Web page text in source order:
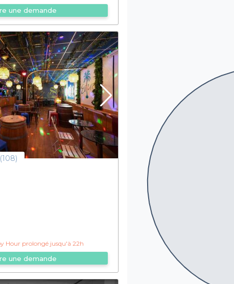
une demande
(108)
Hour prolongé jusqu'à 22h
une demande